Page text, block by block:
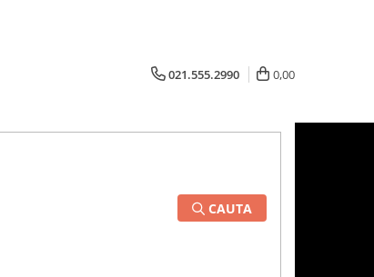
021.555.2990 0,00
CAUTA